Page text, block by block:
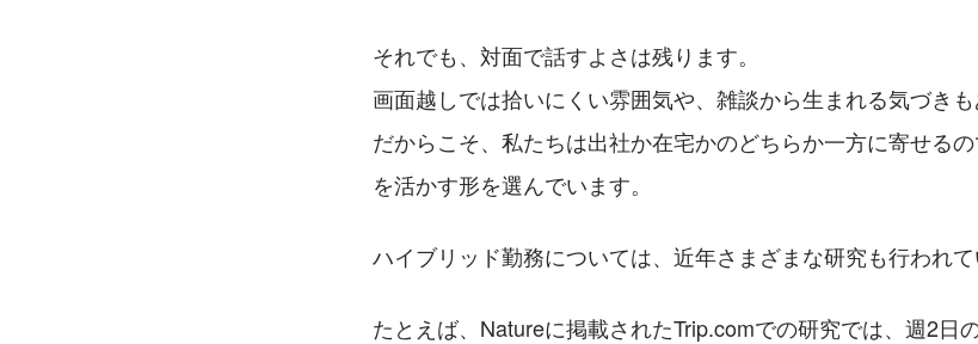
それでも、対面で話すよさは残ります。
画面越しでは拾いにくい雰囲気や、雑談から生まれる気づきも
だからこそ、私たちは出社か在宅かのどちらか一方に寄せる
を活かす形を選んでいます。
ハイブリッド勤務については、近年さまざまな研究も行われて
たとえば、Natureに掲載されたTrip.comでの研究では、週2日